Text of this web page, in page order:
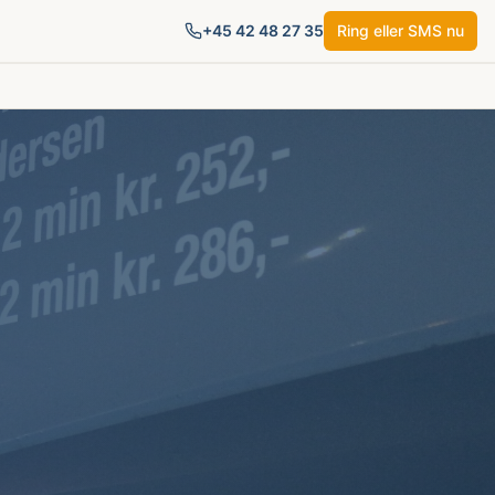
+45 42 48 27 35 Ring eller SMS nu